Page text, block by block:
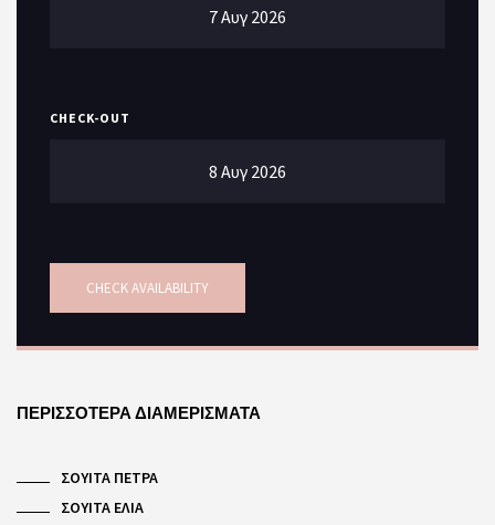
CHECK-OUT
ΠΕΡΙΣΣΟΤΕΡΑ ΔΙΑΜΕΡΙΣΜΑΤΑ
ΣΟΥΙΤΑ ΠΕΤΡΑ
ΣΟΥΙΤΑ ΕΛΙΑ